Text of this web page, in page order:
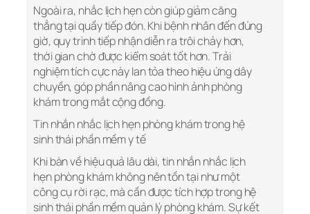
Ngoài ra, nhắc lịch hẹn còn giúp giảm căng
thẳng tại quầy tiếp đón. Khi bệnh nhân đến đúng
giờ, quy trình tiếp nhận diễn ra trôi chảy hơn,
thời gian chờ được kiểm soát tốt hơn. Trải
nghiệm tích cực này lan tỏa theo hiệu ứng dây
chuyền, góp phần nâng cao hình ảnh phòng
khám trong mắt cộng đồng.
Tin nhắn nhắc lịch hẹn phòng khám trong hệ
sinh thái phần mềm y tế
Khi bàn về hiệu quả lâu dài, tin nhắn nhắc lịch
hẹn phòng khám không nên tồn tại như một
công cụ rời rạc, mà cần được tích hợp trong hệ
sinh thái phần mềm quản lý phòng khám. Sự kết